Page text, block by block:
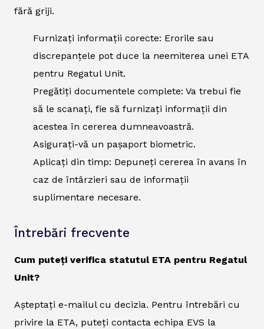
fără griji.
Furnizați informații corecte: Erorile sau
discrepanțele pot duce la neemiterea unei ETA
pentru Regatul Unit.
Pregătiți documentele complete: Va trebui fie
să le scanați, fie să furnizați informații din
acestea în cererea dumneavoastră.
Asigurați-vă un pașaport biometric.
Aplicați din timp: Depuneți cererea în avans în
caz de întârzieri sau de informații
suplimentare necesare.
Întrebări frecvente
Cum puteți verifica statutul ETA pentru Regatul
Unit?
Așteptați e-mailul cu decizia. Pentru întrebări cu
privire la ETA, puteți contacta echipa EVS la